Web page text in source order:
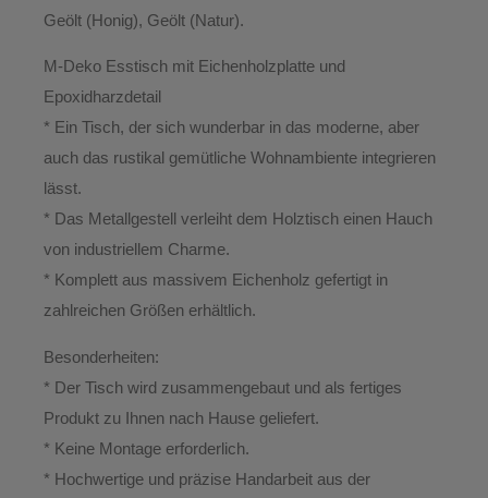
Geölt (Honig), Geölt (Natur).
M-Deko Esstisch mit Eichenholzplatte und
Epoxidharzdetail
* Ein Tisch, der sich wunderbar in das moderne, aber
auch das rustikal gemütliche Wohnambiente integrieren
lässt.
* Das Metallgestell verleiht dem Holztisch einen Hauch
von industriellem Charme.
* Komplett aus massivem Eichenholz gefertigt in
zahlreichen Größen erhältlich.
Besonderheiten:
* Der Tisch wird zusammengebaut und als fertiges
Produkt zu Ihnen nach Hause geliefert.
* Keine Montage erforderlich.
* Hochwertige und präzise Handarbeit aus der